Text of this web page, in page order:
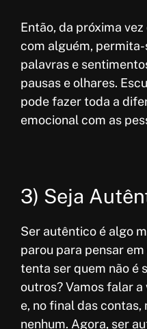
Então, da próxima
com alguém,
palavras e
pausas e olhares.
pode fazer toda a
emocional com as
3) Seja
Ser autêntico é algo
parou para pensar
tenta ser quem não é
outros? Vamos falar
e, no final das contas,
nenhum. Agora, ser